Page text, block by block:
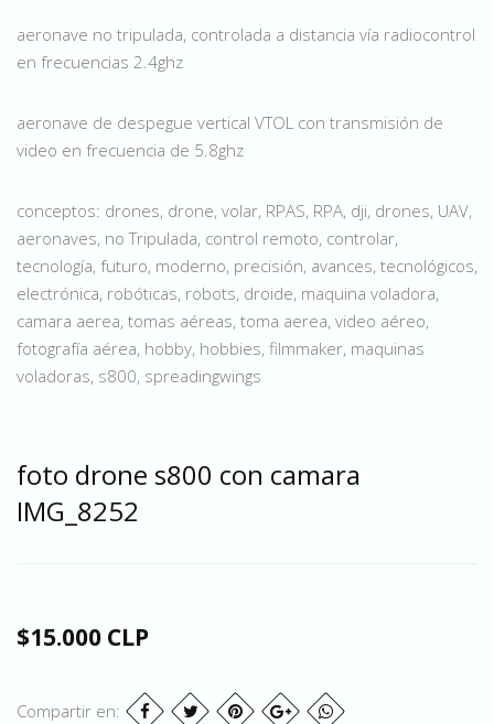
aeronave no tripulada, controlada a distancia vía radiocontrol
en frecuencias 2.4ghz
aeronave de despegue vertical VTOL con transmisión de
video en frecuencia de 5.8ghz
conceptos: drones, drone, volar, RPAS, RPA, dji, drones, UAV,
aeronaves, no Tripulada, control remoto, controlar,
tecnología, futuro, moderno, precisión, avances, tecnológicos,
electrónica, robóticas, robots, droide, maquina voladora,
camara aerea, tomas aéreas, toma aerea, video aéreo,
fotografía aérea, hobby, hobbies, filmmaker, maquinas
voladoras, s800, spreadingwings
foto drone s800 con camara
IMG_8252
$15.000 CLP
Compartir en: